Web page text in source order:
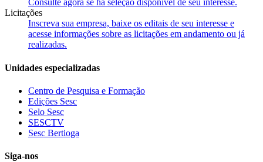
Consulte agora se há seleção disponível de seu interesse.
Licitações
Inscreva sua empresa, baixe os editais de seu interesse e
acesse informações sobre as licitações em andamento ou já
realizadas.
Unidades especializadas
Centro de Pesquisa e Formação
Edições Sesc
Selo Sesc
SESCTV
Sesc Bertioga
Siga-nos